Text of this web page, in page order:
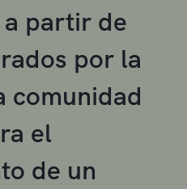
partir de
por la
comunidad
el
de un